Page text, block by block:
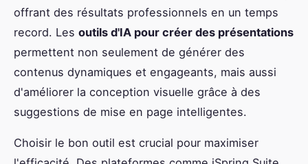
offrant des résultats professionnels en un temps
record. Les outils d'IA pour créer des présentations
permettent non seulement de générer des
contenus dynamiques et engageants, mais aussi
d'améliorer la conception visuelle grâce à des
suggestions de mise en page intelligentes.
Choisir le bon outil est crucial pour maximiser